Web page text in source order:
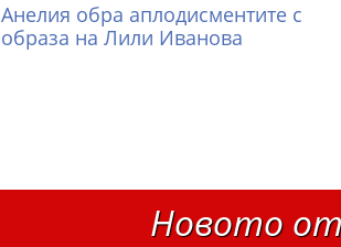
Анелия обра аплодисментите с
образа на Лили Иванова
Новото